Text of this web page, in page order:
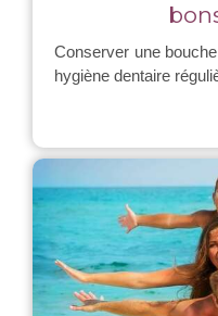
Conserver une
hygiène dentaire